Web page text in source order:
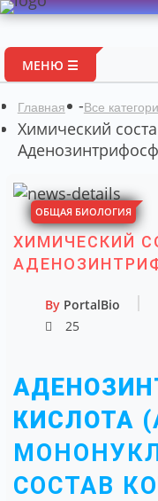
МЕНЮ ☰
Главная -Все
Химический
ОБЩАЯ БИОЛОГИЯ
ХИМИЧЕСКИЙ
By PortalBio
25
КИСЛОТА
СОСТАВ